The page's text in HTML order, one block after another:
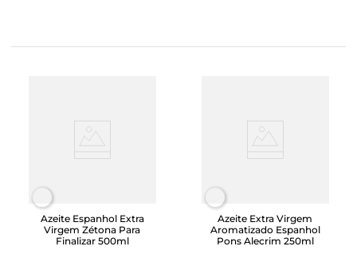
Azeite Espanhol Extra
Virgem Zétona Para
Finalizar 500ml
Azeite Extra Virgem
Aromatizado Espanhol
Pons Alecrim 250ml